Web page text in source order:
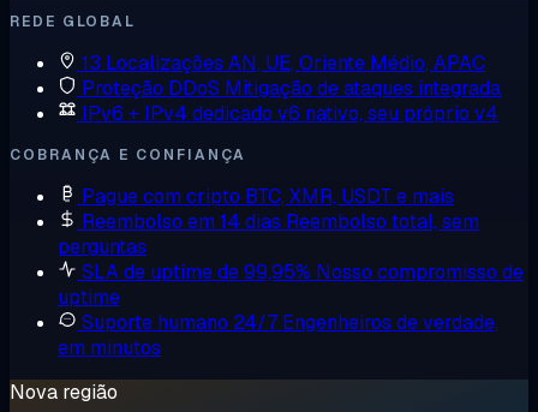
REDE GLOBAL
13 Localizações AN, UE, Oriente Médio, APAC
Proteção DDoS Mitigação de ataques integrada
IPv6 + IPv4 dedicado v6 nativo, seu próprio v4
COBRANÇA E CONFIANÇA
Pague com cripto BTC, XMR, USDT e mais
Reembolso em 14 dias Reembolso total, sem
perguntas
SLA de uptime de 99,95% Nosso compromisso de
uptime
Suporte humano 24/7 Engenheiros de verdade,
em minutos
Nova região